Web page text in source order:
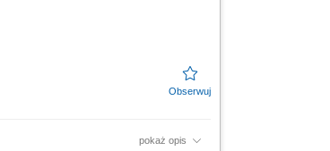
pokaż opis